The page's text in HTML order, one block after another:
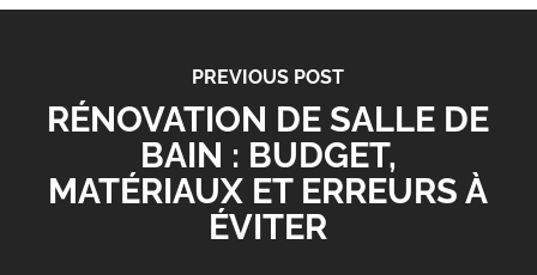
PREVIOUS POST
RÉNOVATION DE SALLE DE
BAIN : BUDGET,
MATÉRIAUX ET ERREURS À
ÉVITER